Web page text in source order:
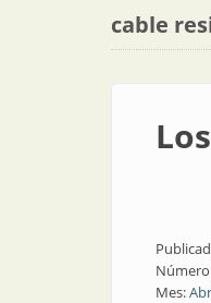
cable
Mes: